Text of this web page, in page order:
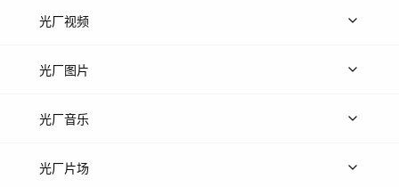
光厂视频
上传视频
光厂图片
上传图片
光厂音乐
热门音乐
光厂片场